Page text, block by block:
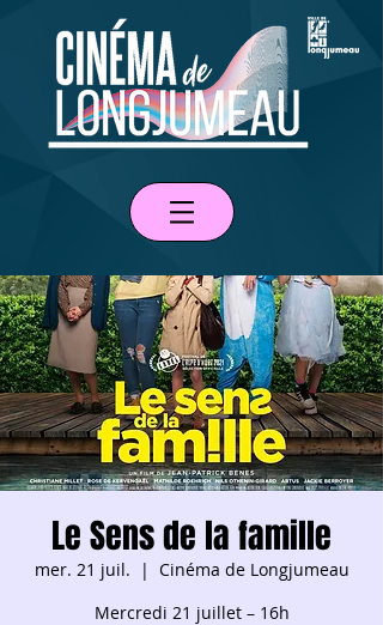
Le Sens de la famille
mer. 21 juil.
  |
Cinéma de Longjumeau
Mercredi 21 juillet – 16h